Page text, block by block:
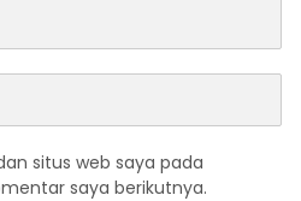
situs web saya pada
saya berikutnya.